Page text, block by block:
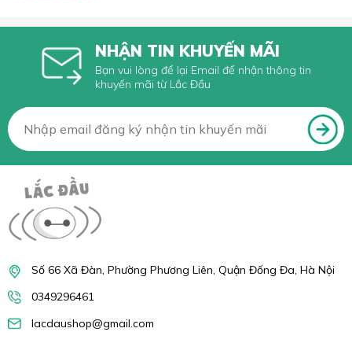
NHẬN TIN KHUYẾN MÃI
Bạn vui lòng để lại Email để nhận thông tin
khuyến mãi từ Lắc Đầu
Số 66 Xã Đàn, Phường Phương Liên, Quận Đống Đa, Hà Nội
0349296461
lacdaushop@gmail.com